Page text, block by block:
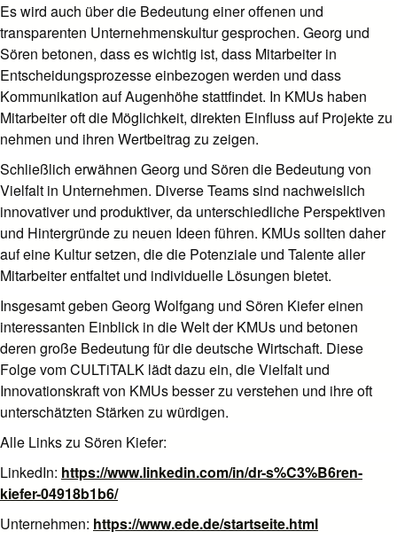
Es wird auch über die Bedeutung einer offenen und
transparenten Unternehmenskultur gesprochen. Georg und
Sören betonen, dass es wichtig ist, dass Mitarbeiter in
Entscheidungsprozesse einbezogen werden und dass
Kommunikation auf Augenhöhe stattfindet. In KMUs haben
Mitarbeiter oft die Möglichkeit, direkten Einfluss auf Projekte zu
nehmen und ihren Wertbeitrag zu zeigen.
Schließlich erwähnen Georg und Sören die Bedeutung von
Vielfalt in Unternehmen. Diverse Teams sind nachweislich
innovativer und produktiver, da unterschiedliche Perspektiven
und Hintergründe zu neuen Ideen führen. KMUs sollten daher
auf eine Kultur setzen, die die Potenziale und Talente aller
Mitarbeiter entfaltet und individuelle Lösungen bietet.
Insgesamt geben Georg Wolfgang und Sören Kiefer einen
interessanten Einblick in die Welt der KMUs und betonen
deren große Bedeutung für die deutsche Wirtschaft. Diese
Folge vom CULTiTALK lädt dazu ein, die Vielfalt und
Innovationskraft von KMUs besser zu verstehen und ihre oft
unterschätzten Stärken zu würdigen.
Alle Links zu Sören Kiefer:
LinkedIn: https://www.linkedin.com/in/dr-s%C3%B6ren-
kiefer-04918b1b6/
Unternehmen: https://www.ede.de/startseite.html